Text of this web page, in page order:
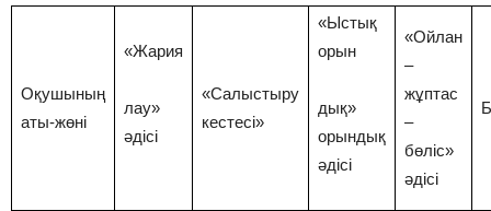
Оқушының
аты-жөні
«Жария
лау»
әдісі
«Салыстыру
кестесі»
«Ыстық
орын
дық»
орындық
әдісі
«Ойлан
–
жұптас
–
бөліс»
әдісі